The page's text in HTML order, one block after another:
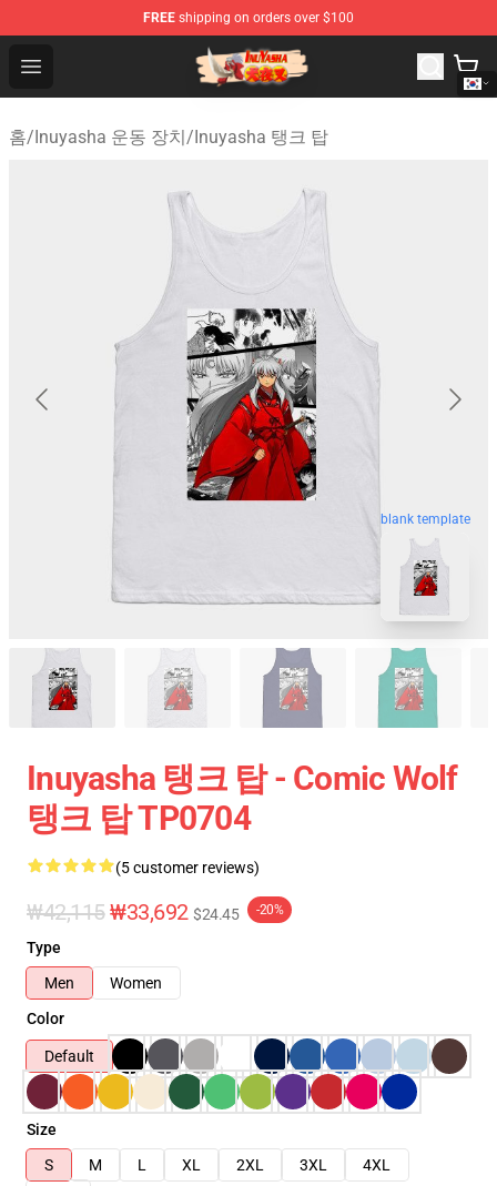
FREE shipping on orders over $100
Open menu
Inuyasha Store - Official Inuyasha Merchandise Shop
홈/Inuyasha 운동 장치/Inuyasha 탱크 탑
blank template
Inuyasha 탱크 탑 - Comic Wolf
탱크 탑 TP0704
(5 customer reviews)
₩42,115₩33,692 $24.45 -20%
Type
Men
Women
Color
Default
Size
S
M L XL 2XL 3XL
4XL